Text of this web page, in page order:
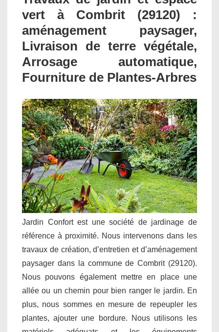
vert à Combrit (29120) :
aménagement paysager,
Livraison de terre végétale,
Arrosage automatique,
Fourniture de Plantes-Arbres
Jardin Confort est une société de jardinage de
référence à proximité. Nous intervenons dans les
travaux de création, d’entretien et d’aménagement
paysager dans la commune de Combrit (29120).
Nous pouvons également mettre en place une
allée ou un chemin pour bien ranger le jardin. En
plus, nous sommes en mesure de repeupler les
plantes, ajouter une bordure. Nous utilisons les